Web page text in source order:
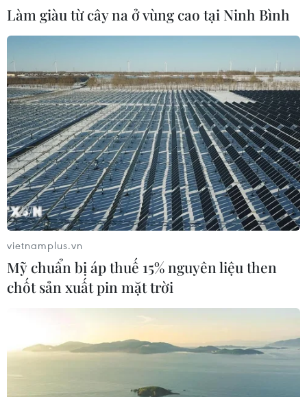
Làm giàu từ cây na ở vùng cao tại Ninh Bình
vietnamplus.vn
Mỹ chuẩn bị áp thuế 15% nguyên liệu then
chốt sản xuất pin mặt trời